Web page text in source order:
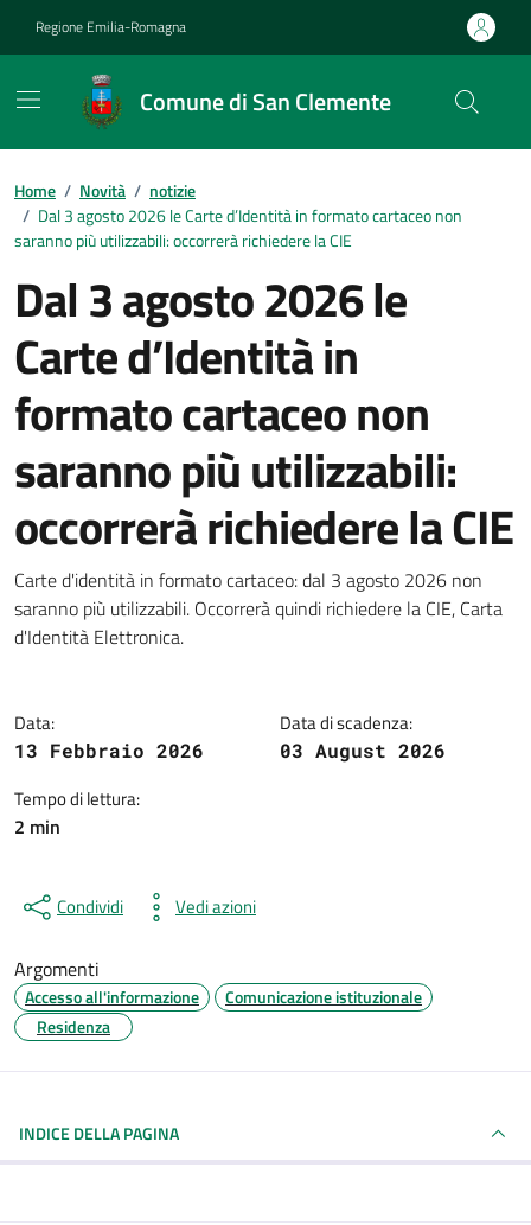
Regione Emilia-Romagna
Comune di San Clemente
Contenuti in evidenza
Home / Novità / notizie
/ Dal 3 agosto 2026 le Carte d’Identità in formato cartaceo non
saranno più utilizzabili: occorrerà richiedere la CIE
Dal 3 agosto 2026 le
Carte d’Identità in
formato cartaceo non
saranno più utilizzabili:
occorrerà richiedere la CIE
Dettagli della notizia
Carte d'identità in formato cartaceo: dal 3 agosto 2026 non
saranno più utilizzabili. Occorrerà quindi richiedere la CIE, Carta
d'Identità Elettronica.
Data:
13 Febbraio 2026
Data di scadenza:
03 August 2026
Tempo di lettura:
2 min
Condividi Vedi azioni
Argomenti
Accesso all'informazione
Comunicazione istituzionale
Residenza
INDICE DELLA PAGINA